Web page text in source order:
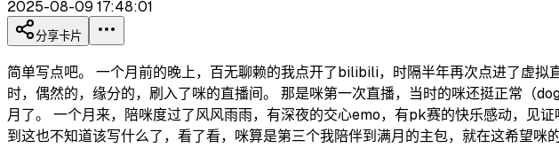
2025-08-09 17:48:01
分享卡片
简单写点吧。 一个月前的晚上，百无聊赖的我点开了bilibili，时隔半年再次点进了虚
时，偶然的，缘分的，刷入了咪的直播间。 那是咪第一次直播，当时的咪还挺正常（
月了。 一个月来，陪咪度过了风风雨雨，有深夜的交心emo，有pk赛的快乐感动，见
到这也不知道该写什么了，看了看，咪算是第三个我陪伴到满月的主包，就在这希望